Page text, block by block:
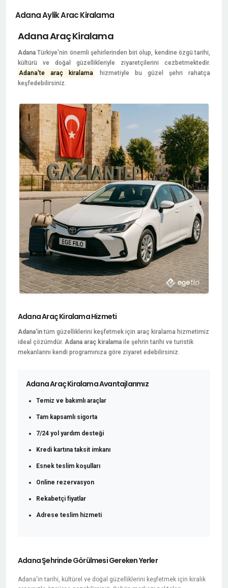
Adana Aylik Arac Kiralama
Adana Araç Kiralama
Adana Türkiye'nin önemli şehirlerinden biri olup, kendine özgü tarihi,
kültürü ve doğal güzellikleriyle ziyaretçilerini cezbetmektedir.
Adana'te araç kiralama
hizmetiyle bu güzel şehri rahatça
keşfedebilirsiniz.
Adana Araç Kiralama Hizmeti
Adana'intüm güzelliklerini keşfetmek için araç kiralama hizmetimiz
ideal çözümdür. Adana araç kiralama ile şehrin tarihi ve turistik
mekanlarını kendi programınıza göre ziyaret edebilirsiniz.
Adana Araç Kiralama Avantajlarımız
Temiz ve bakımlı araçlar
Tam kapsamlı sigorta
7/24 yol yardım desteği
Kredi kartına taksit imkanı
Esnek teslim koşulları
Online rezervasyon
Rekabetçi fiyatlar
Adrese teslim hizmeti
Adana Şehrinde Görülmesi Gereken Yerler
Adana'in tarihi, kültürel ve doğal güzelliklerini keşfetmek için kiralık